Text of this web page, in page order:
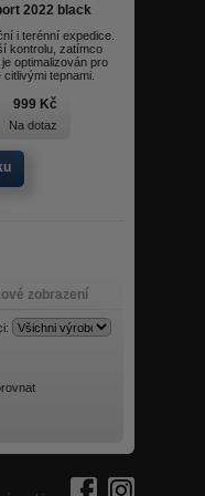
2022 black
i terénní expedice.
kontrolu, zatímco
optimalizován pro
tepnami.
999 Kč
Na dotaz
zobrazení